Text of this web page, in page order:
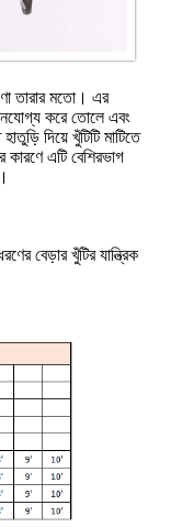
তারার মতো। এর
করে তোলে এবং
দিয়ে খুঁটিটি মাটিতে
এটি বেশিরভাগ
বেড়ার খুঁটির যান্ত্রিক